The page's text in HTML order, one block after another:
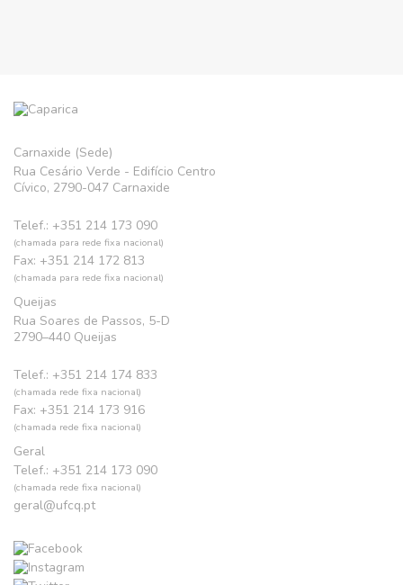
Carnaxide (Sede)
Rua Cesário Verde - Edifício Centro
Cívico, 2790-047 Carnaxide
Telef.: +351 214 173 090
(chamada para rede fixa nacional)
Fax: +351 214 172 813
(chamada para rede fixa nacional)
Queijas
Rua Soares de Passos, 5-D
2790–440 Queijas
Telef.: +351 214 174 833
(chamada rede fixa nacional)
Fax: +351 214 173 916
(chamada rede fixa nacional)
Geral
Telef.: +351 214 173 090
(chamada rede fixa nacional)
geral@ufcq.pt